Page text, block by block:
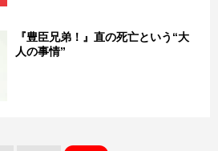
『豊臣兄弟！』直の死亡という“大
人の事情”